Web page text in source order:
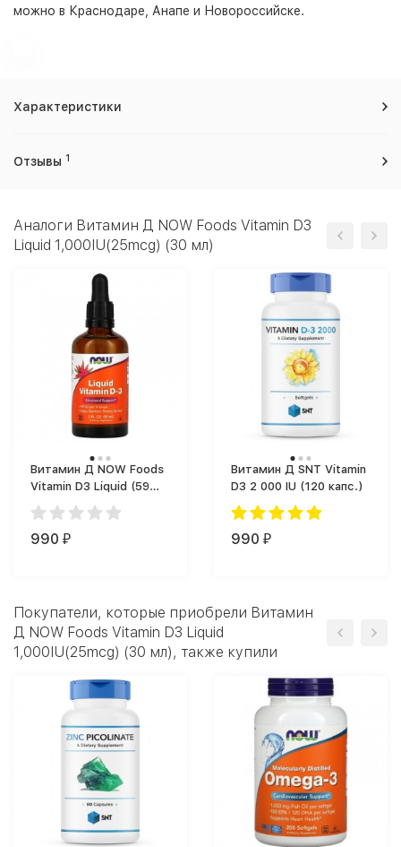
можно в Краснодаре, Анапе и Новороссийске.
Характеристики
Отзывы 1
Аналоги Витамин Д NOW Foods Vitamin D3
Liquid 1,000IU(25mcg) (30 мл)
Витамин Д NOW Foods
Vitamin D3 Liquid (59
мл)
990 ₽
Витамин Д SNT Vitamin
D3 2 000 IU (120 капс.)
990 ₽
Покупатели, которые приобрели Витамин
Д NOW Foods Vitamin D3 Liquid
1,000IU(25mcg) (30 мл), также купили